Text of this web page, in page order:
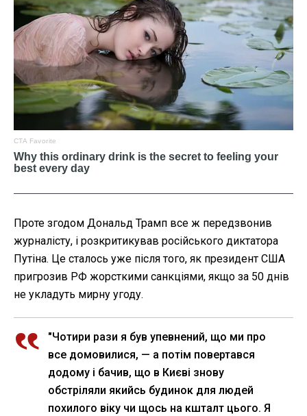
Проте згодом Дональд Трамп все ж передзвонив
журналісту, і розкритикував російського диктатора
Путіна. Це сталось уже після того, як президент США
пригрозив РФ жорсткими санкціями, якщо за 50 днів
не укладуть мирну угоду.
"Чотири рази я був упевнений, що ми про
все домовилися, — а потім повертався
додому і бачив, що в Києві знову
обстріляли якийсь будинок для людей
похилого віку чи щось на кшталт цього. Я